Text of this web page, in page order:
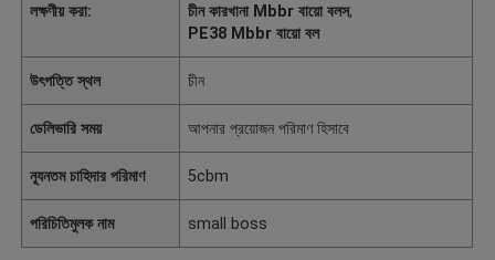
লক্ষণীয় করা:
চীন কারখানা Mbbr বায়ো বলস,
PE38 Mbbr বায়ো বল
উৎপত্তি স্থল চীন
ডেলিভারি সময় আপনার প্রয়োজন পরিমাণ হিসাবে
ন্যূনতম চাহিদার পরিমাণ 5cbm
পরিচিতিমুলক নাম small boss